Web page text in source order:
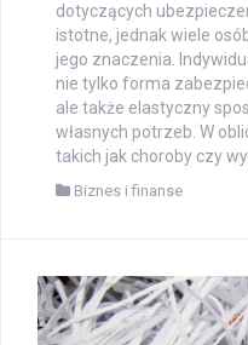
dotyczących
istotne, jednak wiele
jego znaczenia.
nie tylko forma
ale także elastyczny
własnych potrzeb. W
takich jak choroby czy
Biznes i finanse